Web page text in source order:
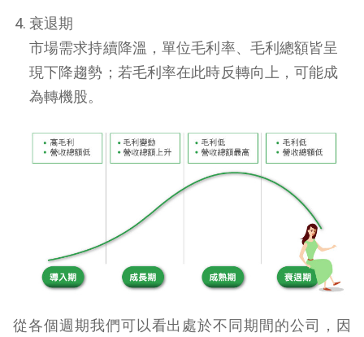
衰退期
市場需求持續降溫，單位毛利率、毛利總額皆呈
現下降趨勢；若毛利率在此時反轉向上，可能成
為轉機股。
從各個週期我們可以看出處於不同期間的公司，因